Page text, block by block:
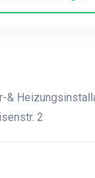
&
2